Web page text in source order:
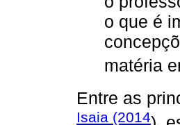
o que é
matéria
Entre as
Isaia (2014